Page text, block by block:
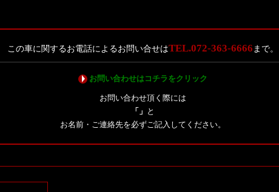
この車に関するお電話によるお問い合せはTEL.072-363-6666 まで。
お問い合わせはコチラをクリック
お問い合わせ頂く際には
「」 と
お名前・ご連絡先を必ずご記入してください。